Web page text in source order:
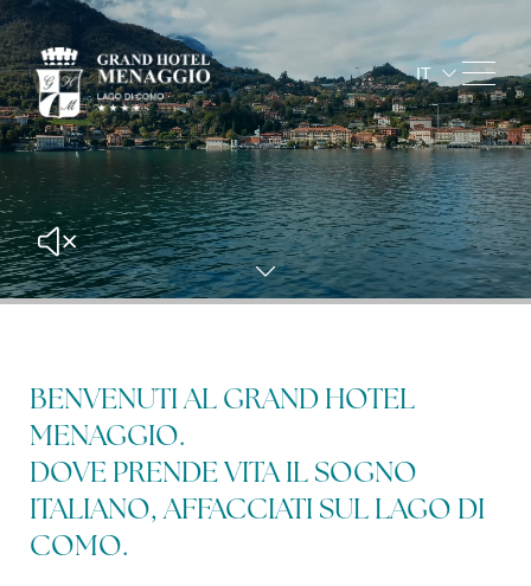
Arrivo e
partenza
8
ago 20269 ago
1
0 bambini
IT
EN
FR
DE
BENVENUTI AL GRAND HOTEL
MENAGGIO.
DOVE PRENDE VITA IL SOGNO
ITALIANO, AFFACCIATI SUL LAGO DI
COMO.